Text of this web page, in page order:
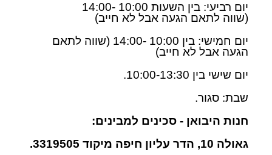
יום רביעי: בין השעות 10:00 -
14:00
(שווה לתאם הגעה אבל לא חייב)
יום חמישי: בין 10:00 -
14:00 (שווה לתאם
הגעה אבל לא חייב)
יום שישי בין 10:00-13:30.
שבת: סגור.
חנות היבואן - סכינים למבינים:
גאולה 10, הדר עליון חיפה מיקוד 3319505.